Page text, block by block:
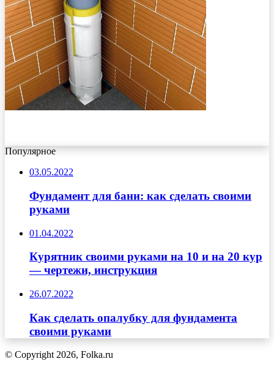
Популярное
03.05.2022
Фундамент для бани: как сделать своими
руками
01.04.2022
Курятник своими руками на 10 и на 20 кур
— чертежи, инструкция
26.07.2022
Как сделать опалубку для фундамента
своими руками
© Copyright 2026, Folka.ru